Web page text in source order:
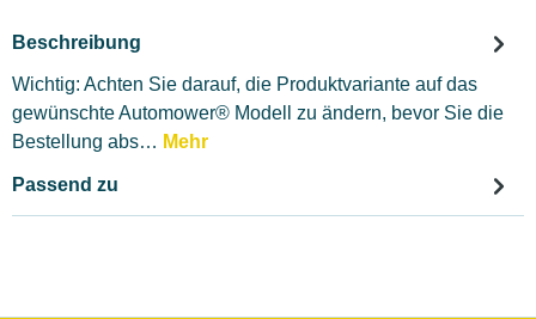
Beschreibung
Wichtig: Achten Sie darauf, die Produktvariante auf das
gewünschte Automower® Modell zu ändern, bevor Sie die
Bestellung abs… Mehr
Passend zu